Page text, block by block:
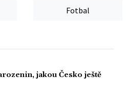
Fotbal
jakou Česko ještě